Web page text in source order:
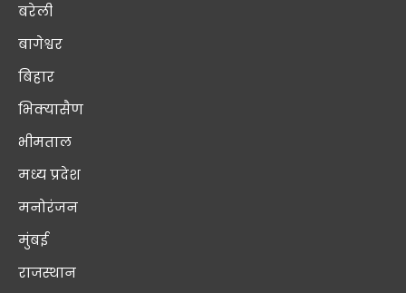
बरेली
बागेश्वर
बिहार
भिक्यासैण
भीमताल
मध्य प्रदेश
मनोरंजन
मुंबई
राजस्थान